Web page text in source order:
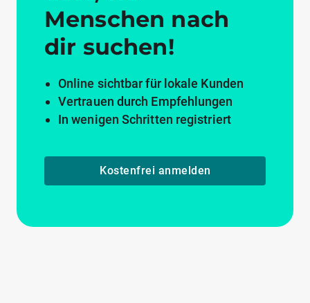
Menschen nach
dir suchen!
Online sichtbar für lokale Kunden
Vertrauen durch Empfehlungen
In wenigen Schritten registriert
Kostenfrei anmelden